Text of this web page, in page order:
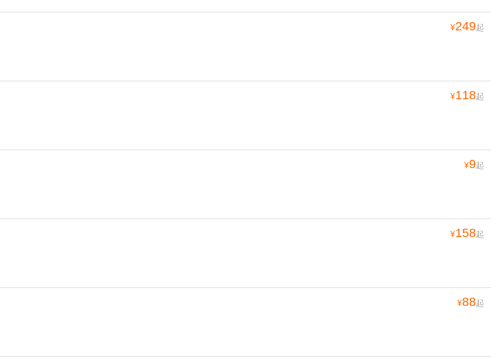
¥249起
¥118起
¥9起
¥158起
¥88起